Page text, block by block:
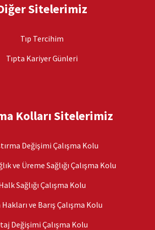
Sitelerimiz
Tıp Tercihim
Tıpta Kariyer Günleri
Kolları Sitelerimiz
Değişimi Çalışma Kolu
ve Üreme Sağlığı Çalışma Kolu
Sağlığı Çalışma Kolu
ve Barış Çalışma Kolu
Değişimi Çalışma Kolu